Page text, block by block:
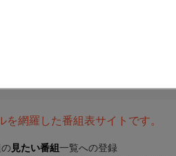
網羅した番組表サイトです。
見たい番組 一覧への登録